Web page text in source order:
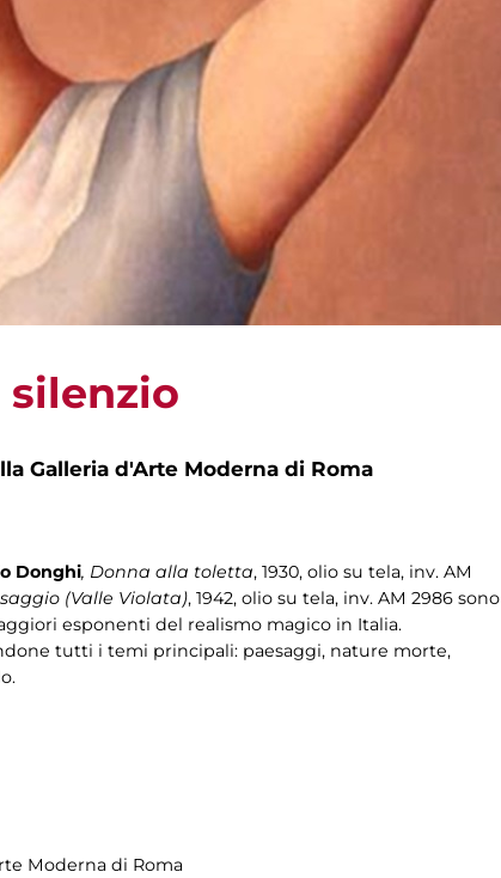
Galleria d'Arte Moderna di Roma
Donghi, Donna alla toletta, 1930, olio su tela, inv. AM
(Valle Violata), 1942, olio su tela, inv. AM 2986 sono
esponenti del realismo magico in Italia.
tutti i temi principali: paesaggi, nature morte,
Moderna di Roma